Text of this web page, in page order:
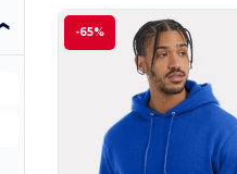
-65%